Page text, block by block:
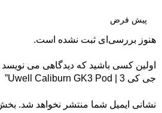
هنوز بررسی‌ای ثبت نشده است.
اولین کسی باشید که دیدگاهی می نویسد
جی کی 3 | Uwell Caliburn GK3 Pod”
نشانی ایمیل شما منتشر نخواهد شد.